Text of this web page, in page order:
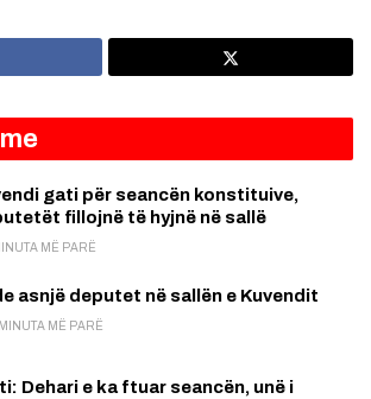
gati për seancën konstituive,
fillojnë të hyjnë në sallë
MË PARË
asnjë deputet në sallën e Kuvendit
MË PARË
Dehari e ka ftuar seancën, unë i